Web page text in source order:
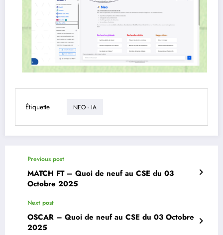
Étiquette NEO - IA
Previous post
MATCH FT – Quoi de neuf au CSE du 03
Octobre 2025
Next post
OSCAR – Quoi de neuf au CSE du 03 Octobre
2025